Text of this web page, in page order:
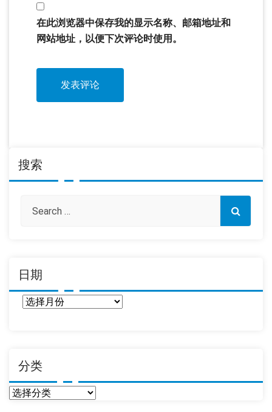
在此浏览器中保存我的显示名称、邮箱地址和
网站地址，以便下次评论时使用。
搜索
日期
分类
分